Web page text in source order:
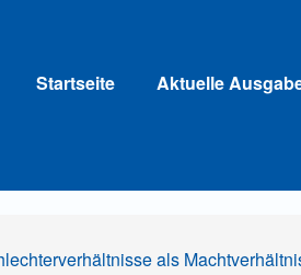
Startseite Aktuelle
als